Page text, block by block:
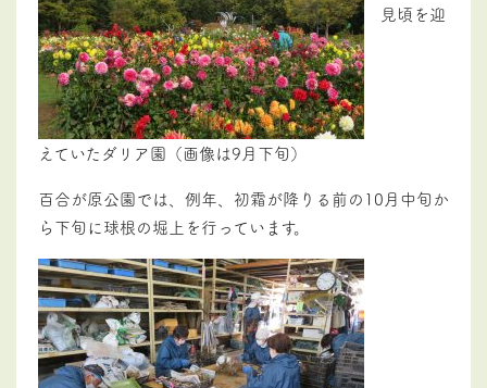
見頃を迎
えていたダリア園（画像は9月下旬）
百合が原公園では、例年、初霜が降りる前の10月中旬か
ら下旬に球根の堀上を行っています。